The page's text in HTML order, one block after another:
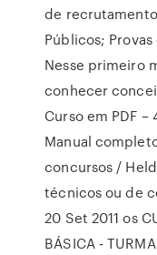
de
Públicos;
Nesse primeiro
conhecer
Curso em PDF –
Manual
concursos /
técnicos ou de
20 Set 2011 os
BÁSICA -